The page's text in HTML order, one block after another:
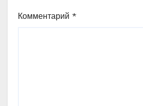
Комментарий *